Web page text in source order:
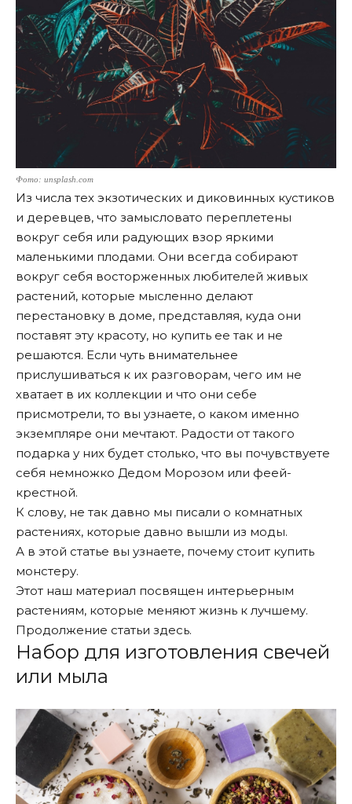
Фото: unsplash.com
Из числа тех экзотических и диковинных кустиков
и деревцев, что замысловато переплетены
вокруг себя или радующих взор яркими
маленькими плодами. Они всегда собирают
вокруг себя восторженных любителей живых
растений, которые мысленно делают
перестановку в доме, представляя, куда они
поставят эту красоту, но купить ее так и не
решаются. Если чуть внимательнее
прислушиваться к их разговорам, чего им не
хватает в их коллекции и что они себе
присмотрели, то вы узнаете, о каком именно
экземпляре они мечтают. Радости от такого
подарка у них будет столько, что вы почувствуете
себя немножко Дедом Морозом или феей-
крестной.
К слову, не так давно мы писали о комнатных
растениях, которые давно вышли из моды.
А в этой статье вы узнаете, почему стоит купить
монстеру.
Этот наш материал посвящен интерьерным
растениям, которые меняют жизнь к лучшему.
Продолжение статьи здесь.
Набор для изготовления свечей
или мыла